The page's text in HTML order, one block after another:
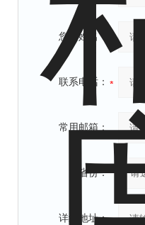
您的姓名：
联系电话：
常用邮箱：
省份：
详细地址：